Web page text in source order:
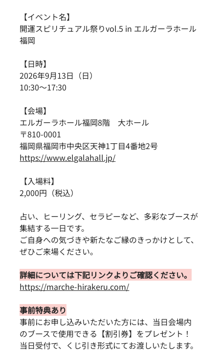
【イベント名】
開運スピリチュアル祭りvol.5 in エルガーラホール
福岡
【日時】
2026年9月13日（日）
10:30～17:30
【会場】
エルガーラホール福岡8階　大ホール
〒810-0001
福岡県福岡市中央区天神1丁目4番地2号
https://www.elgalahall.jp/
【入場料】
2,000円（税込）
占い、ヒーリング、セラピーなど、多彩なブースが
集結する一日です。
ご自身への気づきや新たなご縁のきっかけとして、
ぜひご来場ください。
詳細については下記リンクよりご確認ください。
https://marche-hirakeru.com/
事前特典あり
事前にお申し込みいただいた方には、当日会場内
のブースで使用できる【割引券】をプレゼント！
当日受付で、くじ引き形式にてお渡しいたします。